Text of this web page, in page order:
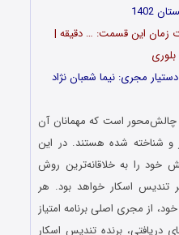
1402
4 (فصل 5) | مدت زمان این قسمت: … دقیقه |
مجری: نیما شعبان نژاد
چالش‌محور است که مهمانان آن
و شناخته‌ شده هستند. در این
خود را به خلاقانه‌ترین روش
تندیس اسکار خواهد بود. هر
از مجری اصلی برنامه امتیاز
دریافتی، برنده تندیس اسکار